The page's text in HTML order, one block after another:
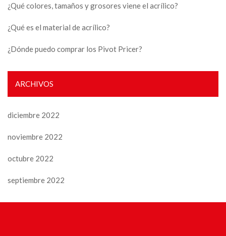
¿Qué colores, tamaños y grosores viene el acrílico?
¿Qué es el material de acrílico?
¿Dónde puedo comprar los Pivot Pricer?
ARCHIVOS
diciembre 2022
noviembre 2022
octubre 2022
septiembre 2022